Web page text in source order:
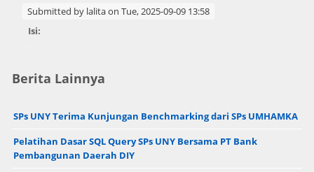
Submitted by lalitaon Tue, 2025-09-09 13:58
Isi:
Berita Lainnya
SPs UNY Terima Kunjungan Benchmarking dari SPs UMHAMKA
Pelatihan Dasar SQL Query SPs UNY Bersama PT Bank
Pembangunan Daerah DIY